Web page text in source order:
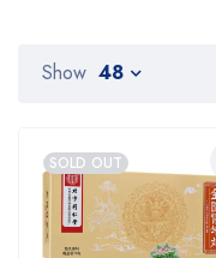
Show 48
SOLD OUT